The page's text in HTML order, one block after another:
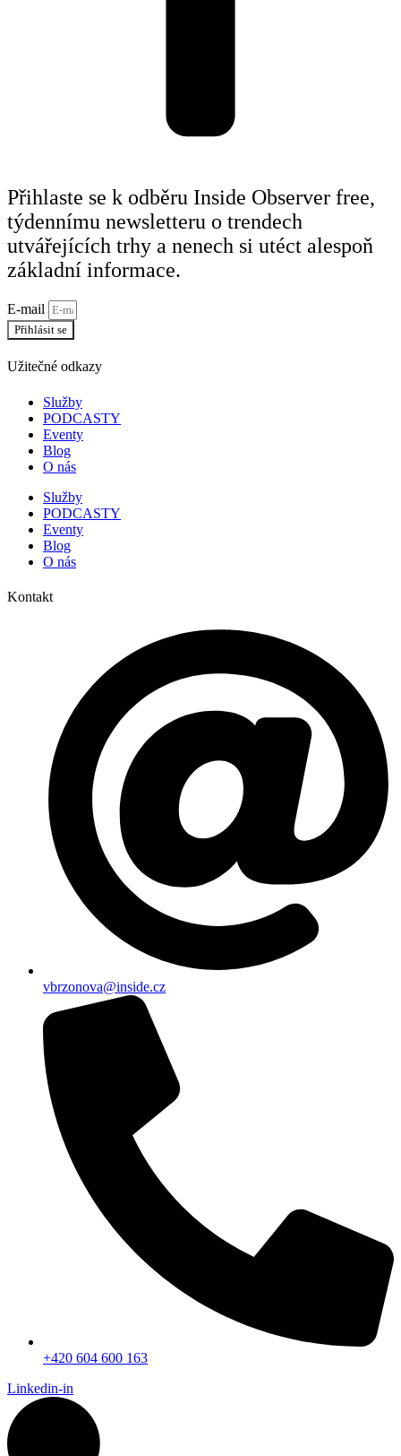
Přihlaste se k odběru Inside Observer free,
týdennímu newsletteru o trendech
utvářejících trhy a nenech si utéct alespoň
základní informace.
E-mail
Přihlásit se
Užitečné odkazy
Služby
PODCASTY
Eventy
Blog
O nás
Služby
PODCASTY
Eventy
Blog
O nás
Kontakt
vbrzonova@inside.cz
+420 604 600 163
Linkedin-in